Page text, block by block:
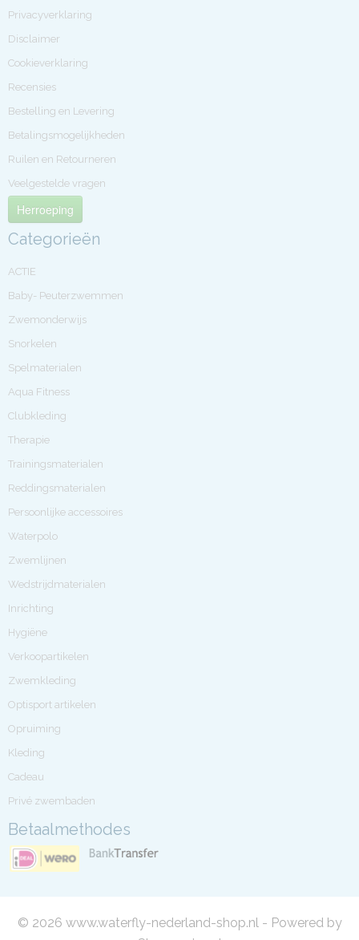
Privacyverklaring
Disclaimer
Cookieverklaring
Recensies
Bestelling en Levering
Betalingsmogelijkheden
Ruilen en Retourneren
Veelgestelde vragen
Herroeping
Categorieën
ACTIE
Baby- Peuterzwemmen
Zwemonderwijs
Snorkelen
Spelmaterialen
Aqua Fitness
Clubkleding
Therapie
Trainingsmaterialen
Reddingsmaterialen
Persoonlijke accessoires
Waterpolo
Zwemlijnen
Wedstrijdmaterialen
Inrichting
Hygiëne
Verkoopartikelen
Zwemkleding
Optisport artikelen
Opruiming
Kleding
Cadeau
Privé zwembaden
Betaalmethodes
© 2026 www.waterfly-nederland-shop.nl - Powered by